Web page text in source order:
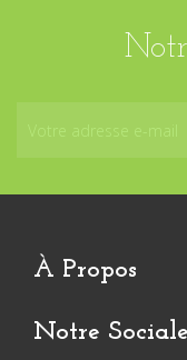
À Propos
Notre Sociale